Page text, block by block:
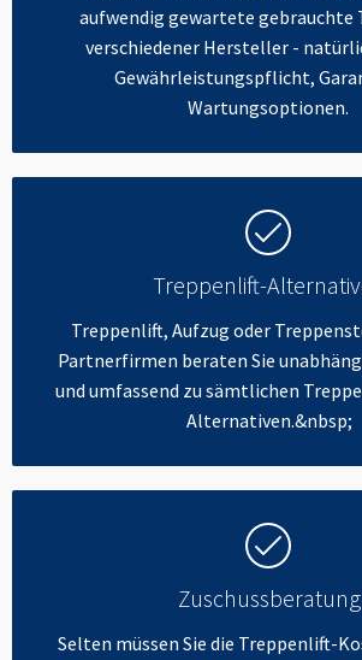
aufwendig gewartete gebrauchte
verschiedener Hersteller -
Gewährleistungspflicht,
Wartungsoptionen.
Treppenlift-
Treppenlift, Aufzug oder
Partnerfirmen beraten Sie
und umfassend zu sämtlichen
Alternativen.&nbsp;
Zuschussberatung
Selten müssen Sie die Treppenlift-